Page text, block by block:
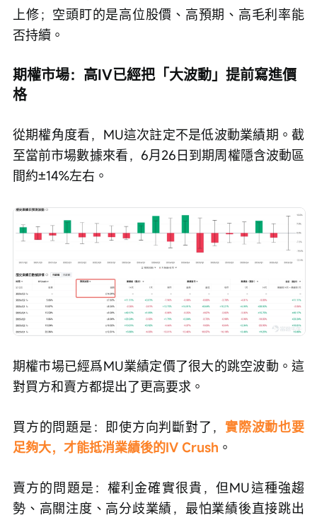
上修；空頭盯的是高位股價、高預期、高毛利率能
否持續。
期權市場：高IV已經把「大波動」提前寫進價
格
從期權角度看，MU這次註定不是低波動業績期。截
至當前市場數據來看，6月26日到期周權隱含波動區
間約±14%左右。
期權市場已經爲MU業績定價了很大的跳空波動。這
對買方和賣方都提出了更高要求。
買方的問題是：即使方向判斷對了，實際波動也要
足夠大，才能抵消業績後的IV Crush 。
賣方的問題是：權利金確實很貴，但MU這種強趨
勢、高關注度、高分歧業績，最怕業績後直接跳出